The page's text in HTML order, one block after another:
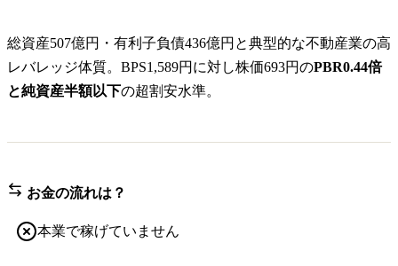
総資産507億円・有利子負債436億円と典型的な不動産業の高
レバレッジ体質。BPS1,589円に対し株価693円のPBR0.44倍
と純資産半額以下の超割安水準。
お金の流れは？
本業で稼げていません